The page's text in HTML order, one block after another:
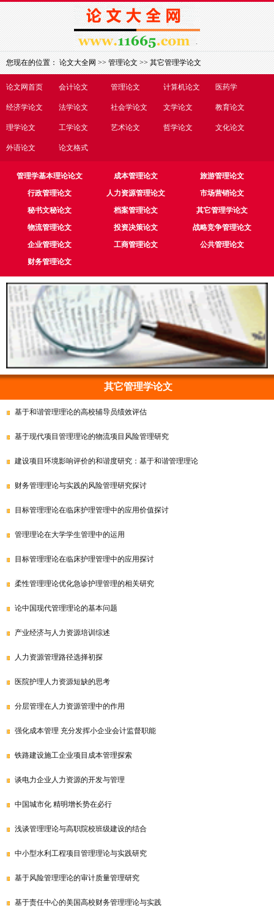
论文网首页 会计论文 管理论文 计算机论文 医药学
经济学论文 法学论文 社会学论文 文学论文 教育论文
理学论文 工学论文 艺术论文 哲学论文 文化论文
外语论文 论文格式
您现在的位置：论文大全网>>管理论文>>其它管理学论文
管理学基本理论论文 成本管理论文
旅游管理论文
行政管理论文
人力资源管理论文
市场营销论文
秘书文秘论文
档案管理论文
其它管理学论文
物流管理论文
投资决策论文
战略竞争管理论文
企业管理论文
工商管理论文
公共管理论文
财务管理论文
其它管理学论文
基于和谐管理理论的高校辅导员绩效评估
基于现代项目管理理论的物流项目风险管理研究
建设项目环境影响评价的和谐度研究：基于和谐管理理论
财务管理理论与实践的风险管理研究探讨
目标管理理论在临床护理管理中的应用价值探讨
管理理论在大学学生管理中的运用
目标管理理论在临床护理管理中的应用探讨
柔性管理理论优化急诊护理管理的相关研究
论中国现代管理理论的基本问题
产业经济与人力资源培训综述
人力资源管理路径选择初探
医院护理人力资源短缺的思考
分层管理在人力资源管理中的作用
强化成本管理 充分发挥小企业会计监督职能
铁路建设施工企业项目成本管理探索
谈电力企业人力资源的开发与管理
中国城市化 精明增长势在必行
浅谈管理理论与高职院校班级建设的结合
中小型水利工程项目管理理论与实践研究
基于风险管理理论的审计质量管理研究
基于责任中心的美国高校财务管理理论与实践